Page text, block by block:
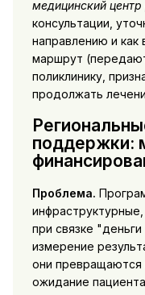
медицинский
консультации,
направлению и как
маршрут
поликлинику,
продолжать
поддержки:
Проблема.
при связке
измерение
они превращаются
ожидание